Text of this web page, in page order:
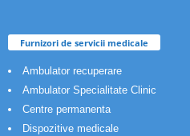
Furnizori de servicii medicale
Ambulator recuperare
Ambulator Specialitate Clinic
Centre permanenta
Dispozitive medicale